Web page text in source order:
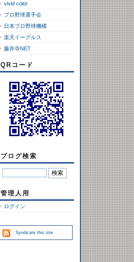
vivid color
プロ野球選手会
日本プロ野球機構
楽天イーグルス
藤井寺NET
QRコード
ブログ検索
管理人用
ログイン
Syndicate this site